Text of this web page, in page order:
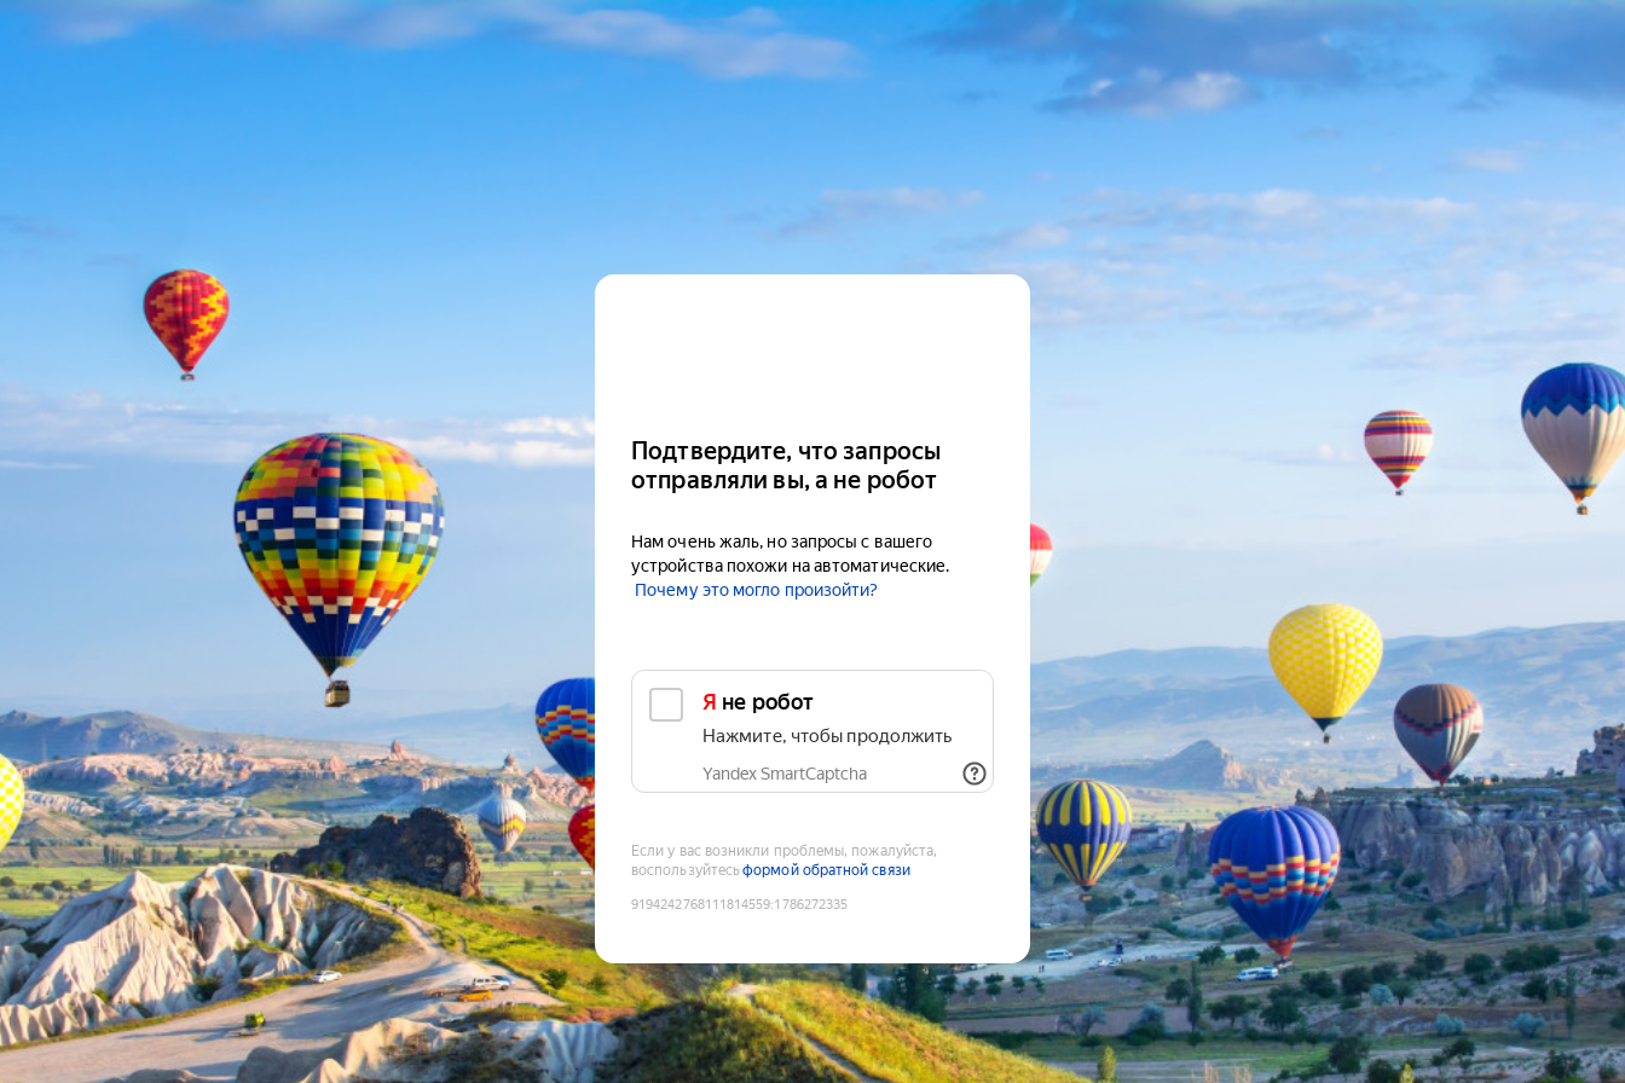
Подтвердите, что запросы
отправляли вы, а не робот
Нам очень жаль, но запросы с вашего
устройства похожи на автоматические.
Почему это могло произойти?
Я не робот
Нажмите, чтобы продолжить
Yandex SmartCaptcha
Если у вас возникли проблемы, пожалуйста,
воспользуйтесьформой обратной связи
9194242768111814559:1786272335